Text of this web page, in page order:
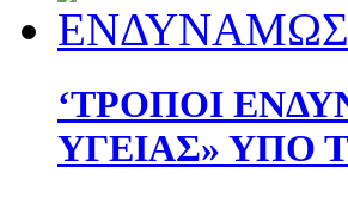
‘ΤΡΟΠΟΙ
ΥΓΕΙΑΣ» ΥΠΟ